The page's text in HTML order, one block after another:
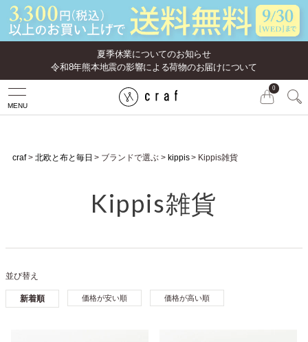
夏季休業についてのお知らせ
令和8年熊本地震の影響による荷物のお届けについて
MENU
0
craf 北欧と布と毎日 ブランドで選ぶ kippis Kippis雑貨
Kippis雑貨
並び替え
新着順 価格が安い順 価格が高い順